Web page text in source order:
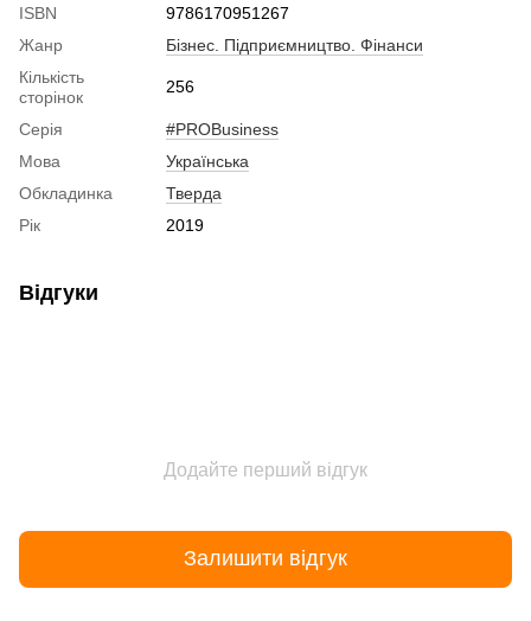
ISBN
9786170951267
Жанр
Бізнес. Підприємництво. Фінанси
Кількість
сторінок
256
Серія
#PROBusiness
Мова
Українська
Обкладинка
Тверда
Рік
2019
Відгуки
Додайте перший відгук
Залишити відгук